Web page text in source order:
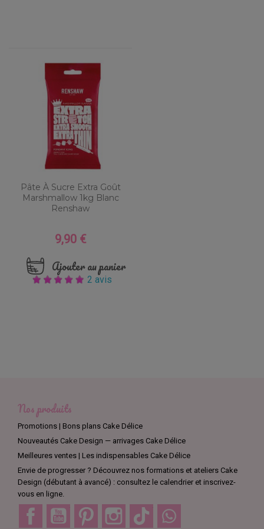
Pâte À Sucre Extra Goût
Marshmallow 1kg Blanc
Renshaw
Prix
9,90 €
Ajouter au panier
2 avis
Nos produits
Promotions | Bons plans Cake Délice
Nouveautés Cake Design — arrivages Cake Délice
Meilleures ventes | Les indispensables Cake Délice
Envie de progresser ? Découvrez nos formations et ateliers Cake
Design (débutant à avancé) : consultez le calendrier et inscrivez-
vous en ligne.
Facebook YouTube Pinterest Instagram TikTok